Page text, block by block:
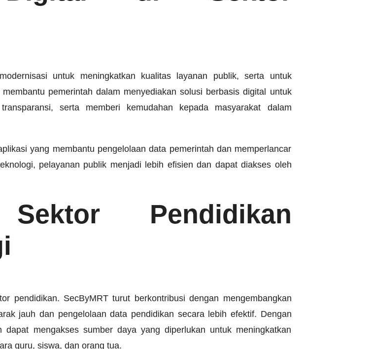
untuk meningkatkan kualitas layanan publik, serta untuk
pemerintah dalam menyediakan solusi berbasis digital untuk
serta memberi kemudahan kepada masyarakat dalam
yang membantu pengelolaan data pemerintah dan memperlancar
pelayanan publik menjadi lebih efisien dan dapat diakses oleh
Sektor Pendidikan
pendidikan. SecByMRT turut berkontribusi dengan mengembangkan
jauh dan pengelolaan data pendidikan secara lebih efektif. Dengan
mengakses sumber daya yang diperlukan untuk meningkatkan
guru, siswa, dan orang tua.